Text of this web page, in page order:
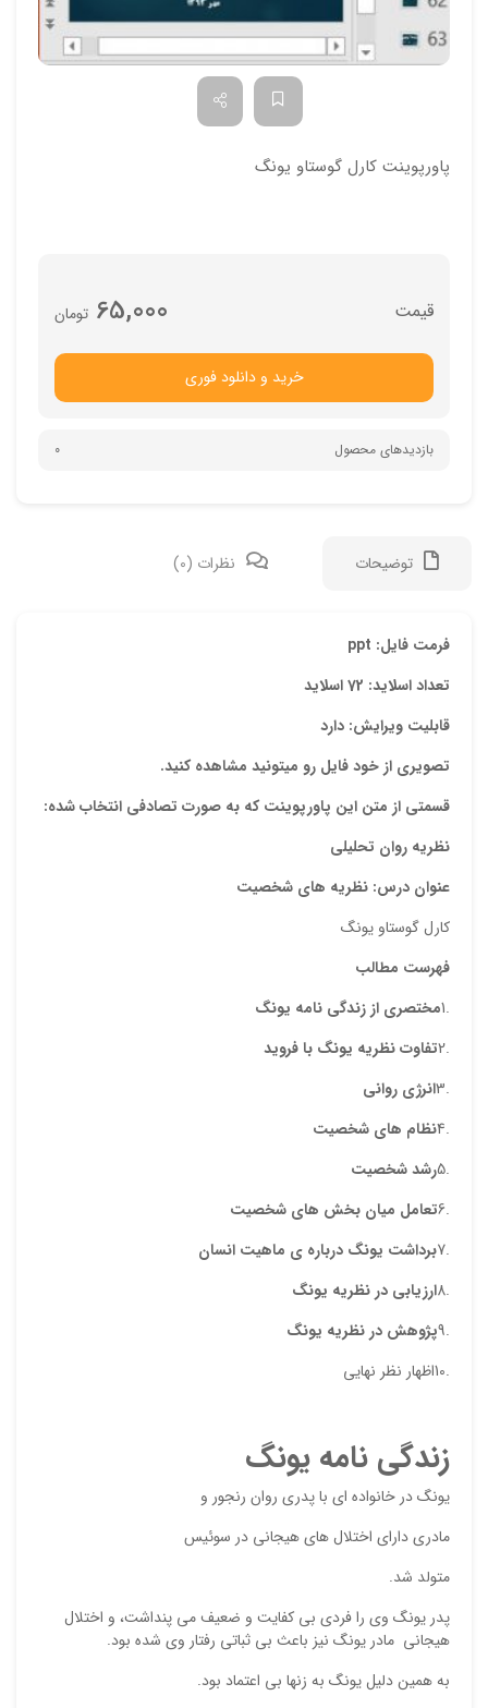
پاورپوینت کارل گوستاو یونگ
تومان 65,000
خرید و دانلود فوری
بازدیدهای محصول 0
توضیحات نظرات (0)
فرمت فایل: ppt
تعداد اسلاید: 72 اسلاید
قابلیت ویرایش: دارد
تصویری از خود فایل رو میتونید مشاهده کنید.
قسمتی از متن این پاورپوینت که به صورت تصادفی انتخاب شده:
نظریه روان تحلیلی
عنوان درس: نظریه های شخصیت
کارل گوستاو یونگ
فهرست مطالب
.1 مختصری از زندگی نامه یونگ
.2 تفاوت نظریه یونگ با فروید
.3 انرژی روانی
.4 نظام های شخصیت
.5 رشد شخصیت
.6 تعامل میان بخش های شخصیت
.7 برداشت یونگ درباره ی ماهیت انسان
.8 ارزیابی در نظریه یونگ
.9 پژوهش در نظریه یونگ
.10اظهار نظر نهایی
زندگی نامه یونگ
یونگ در خانواده ای با پدری روان رنجور و
مادری دارای اختلال های هیجانی در سوئیس
متولد شد.
پدر یونگ وی را فردی بی کفایت و ضعیف می پنداشت، و اختلال
هیجانی مادر یونگ نیز باعث بی ثباتی رفتار وی شده بود.
به همین دلیل یونگ به زنها بی اعتماد بود.